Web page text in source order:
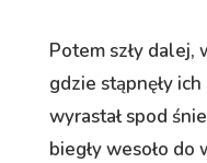
Potem szły dalej,
gdzie stąpnęły
wyrastał spod
biegły wesoło do